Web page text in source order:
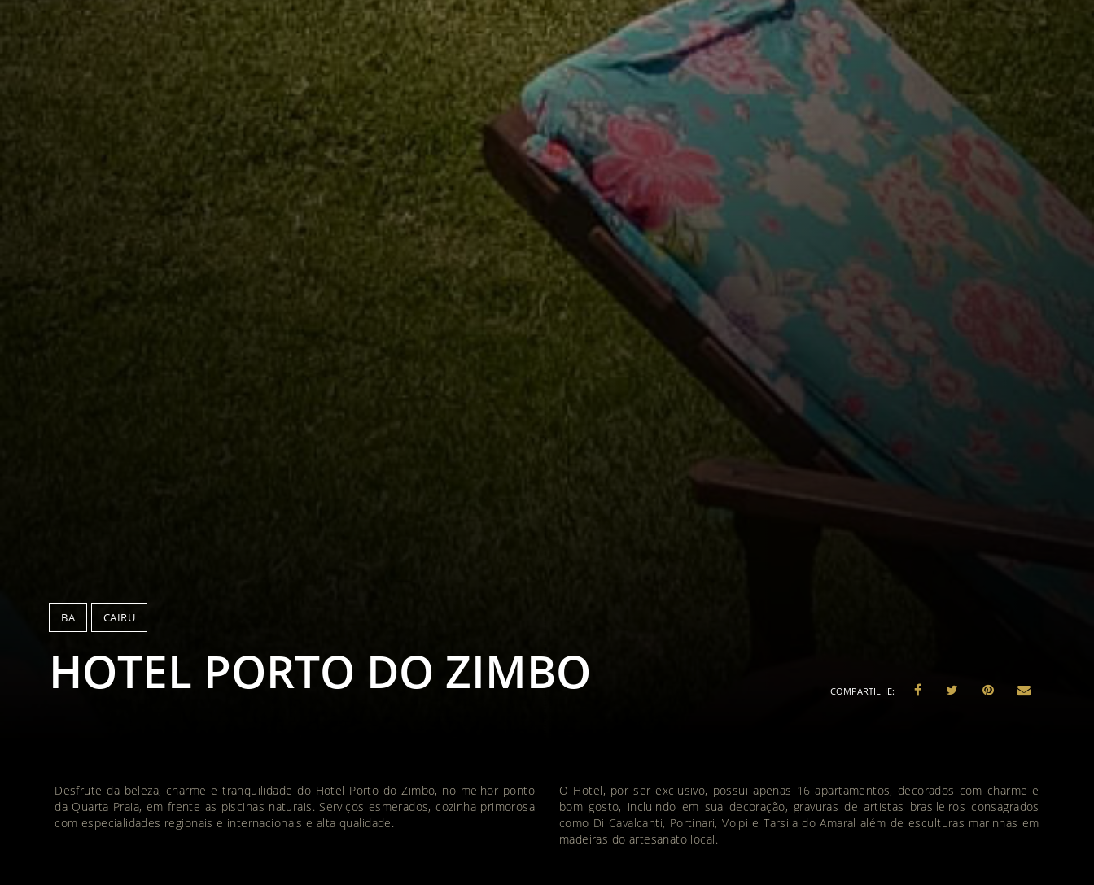
BA CAIRU
HOTEL PORTO DO ZIMBO
Desfrute da beleza, charme e tranquilidade do Hotel Porto do Zimbo, no melhor ponto
da Quarta Praia, em frente as piscinas naturais. Serviços esmerados, cozinha primorosa
com especialidades regionais e internacionais e alta qualidade.
O Hotel, por ser exclusivo, possui apenas 16 apartamentos, decorados com charme e
bom gosto, incluindo em sua decoração, gravuras de artistas brasileiros consagrados
como Di Cavalcanti, Portinari, Volpi e Tarsila do Amaral além de esculturas marinhas em
madeiras do artesanato local.